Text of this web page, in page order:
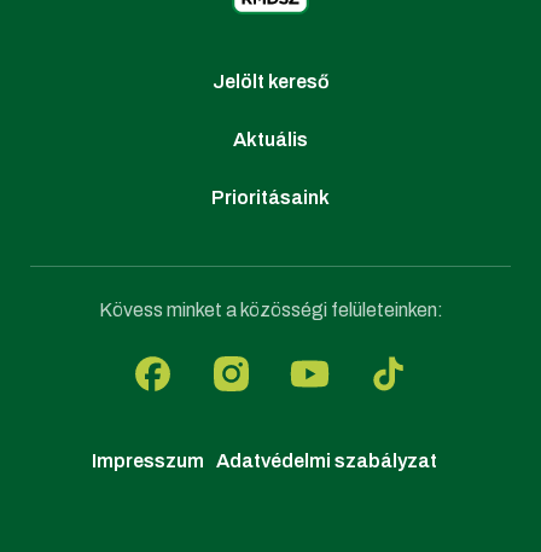
Jelölt kereső
Aktuális
Prioritásaink
Kövess minket a közösségi felületeinken:
Impresszum Adatvédelmi szabályzat